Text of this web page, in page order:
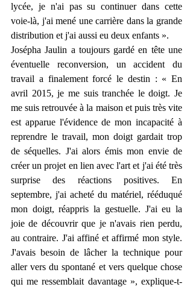
lycée, je n'ai pas su continuer dans cette
voie-là, j'ai mené une carrière dans la grande
distribution et j'ai aussi eu deux enfants ».
Josépha Jaulin a toujours gardé en tête une
éventuelle reconversion, un accident du
travail a finalement forcé le destin : « En
avril 2015, je me suis tranchée le doigt. Je
me suis retrouvée à la maison et puis très vite
est apparue l'évidence de mon incapacité à
reprendre le travail, mon doigt gardait trop
de séquelles. J'ai alors émis mon envie de
créer un projet en lien avec l'art et j'ai été très
surprise des réactions positives. En
septembre, j'ai acheté du matériel, rééduqué
mon doigt, réappris la gestuelle. J'ai eu la
joie de découvrir que je n'avais rien perdu,
au contraire. J'ai affiné et affirmé mon style.
J'avais besoin de lâcher la technique pour
aller vers du spontané et vers quelque chose
qui me ressemblait davantage », explique-t-